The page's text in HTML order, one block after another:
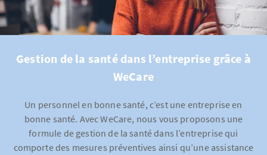
Gestion de la santé dans l’entreprise grâce à
WeCare
Un personnel en bonne santé, c’est une entreprise en
bonne santé. Avec WeCare, nous vous proposons une
formule de gestion de la santé dans l’entreprise qui
comporte des mesures préventives ainsi qu’une assistance